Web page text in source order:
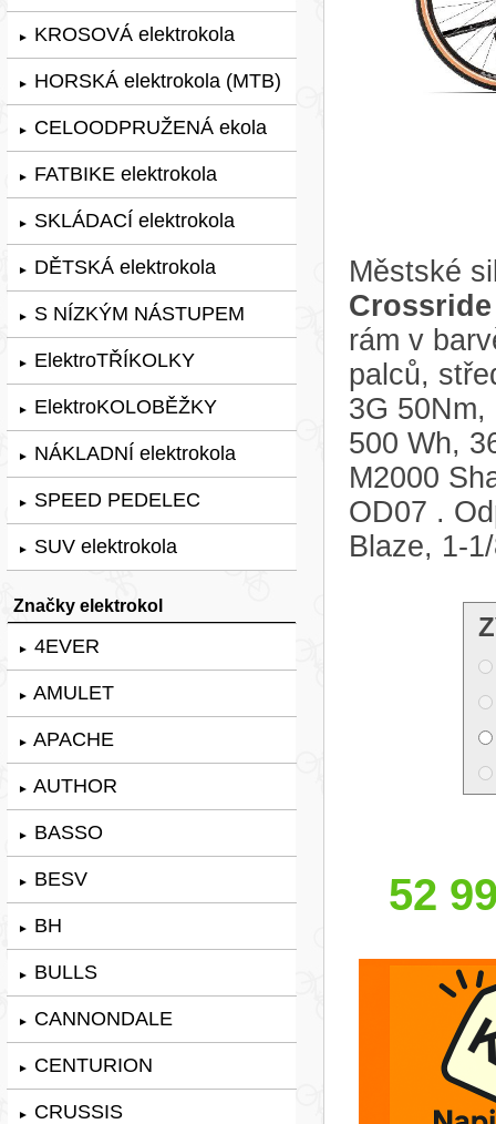
► KROSOVÁ elektrokola
► HORSKÁ elektrokola (MTB)
► CELOODPRUŽENÁ ekola
► FATBIKE elektrokola
► SKLÁDACÍ elektrokola
► DĚTSKÁ elektrokola
► S NÍZKÝM NÁSTUPEM
► ElektroTŘÍKOLKY
► ElektroKOLOBĚŽKY
► NÁKLADNÍ elektrokola
► SPEED PEDELEC
► SUV elektrokola
Značky elektrokol
► 4EVER
► AMULET
► APACHE
► AUTHOR
► BASSO
► BESV
► BH
► BULLS
► CANNONDALE
► CENTURION
► CRUSSIS
Městské
Crossride
rám v
palců,
3G
500 Wh,
M2000
OD07 .
Blaze, 1-
52